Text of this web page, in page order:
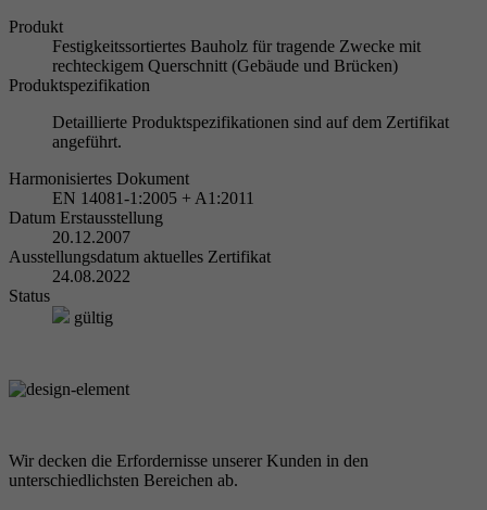
Produkt
Festigkeitssortiertes Bauholz für tragende Zwecke mit
rechteckigem Querschnitt (Gebäude und Brücken)
Produktspezifikation
Detaillierte Produktspezifikationen sind auf dem Zertifikat
angeführt.
Harmonisiertes Dokument
EN 14081-1:2005 + A1:2011
Datum Erstausstellung
20.12.2007
Ausstellungsdatum aktuelles Zertifikat
24.08.2022
Status
gültig
Wir decken die Erfordernisse unserer Kunden in den
unterschiedlichsten Bereichen ab.